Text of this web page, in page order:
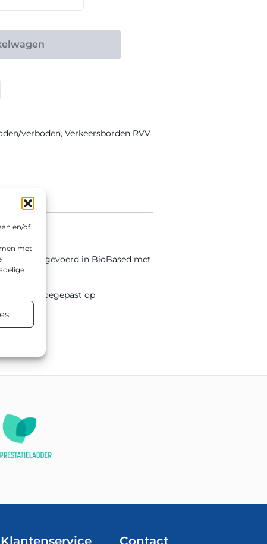
en/of
met
verboden, Verkeersborden RVV
is uitgevoerd in BioBased met
andere toegepast op
Klantenservice Contact